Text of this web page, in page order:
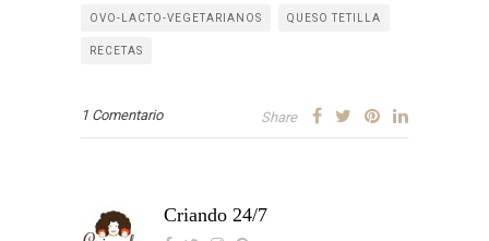
OVO-LACTO-VEGETARIANOS QUESO TETILLA
RECETAS
1 Comentario Share
Criando 24/7